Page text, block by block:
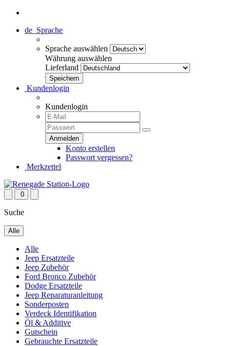
de Sprache
Sprache auswählen
Währung auswählen
Lieferland
Kundenlogin
Kundenlogin
Konto erstellen
Passwort vergessen?
Merkzettel
0
Suche
Alle
Alle
Jeep Ersatzteile
Jeep Zubehör
Ford Bronco Zubehör
Dodge Ersatzteile
Jeep Reparaturanleitung
Sonderposten
Verdeck Identifikation
Öl & Additive
Gutschein
Gebrauchte Ersatzteile